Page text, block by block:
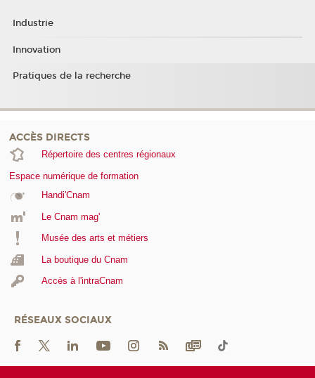
Industrie
Innovation
Pratiques de la recherche
ACCÈS DIRECTS
Répertoire des centres régionaux
Espace numérique de formation
Handi'Cnam
Le Cnam mag'
Musée des arts et métiers
La boutique du Cnam
Accès à l'intraCnam
RÉSEAUX SOCIAUX